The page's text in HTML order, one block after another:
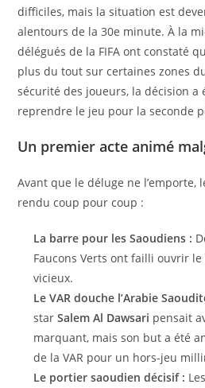
difficiles, mais la situation est
alentours de la 30e minute. À la
délégués de la FIFA ont constaté
plus du tout sur certaines zones
sécurité des joueurs, la décision a
reprendre le jeu pour la seconde
Un premier acte animé
Avant que le déluge ne l’emporte,
rendu coup pour coup :
La barre pour les Saoudiens :
Faucons Verts ont failli ouvrir
vicieux.
Le VAR douche l’Arabie
starSalem Al Dawsari pensait
marquant, mais son but a été
de la VAR pour un hors-jeu
Le portier saoudien décisif :